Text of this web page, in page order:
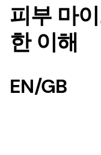
피부 마
한 이해
EN/GB